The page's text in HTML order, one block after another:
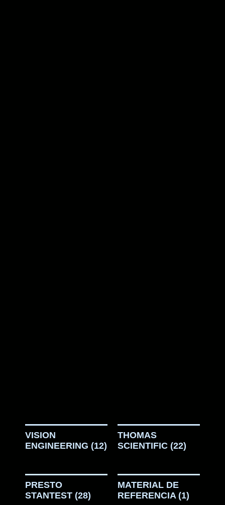
VISION
ENGINEERING (12)
THOMAS
SCIENTIFIC (22)
PRESTO
STANTEST (28)
MATERIAL DE
REFERENCIA (1)